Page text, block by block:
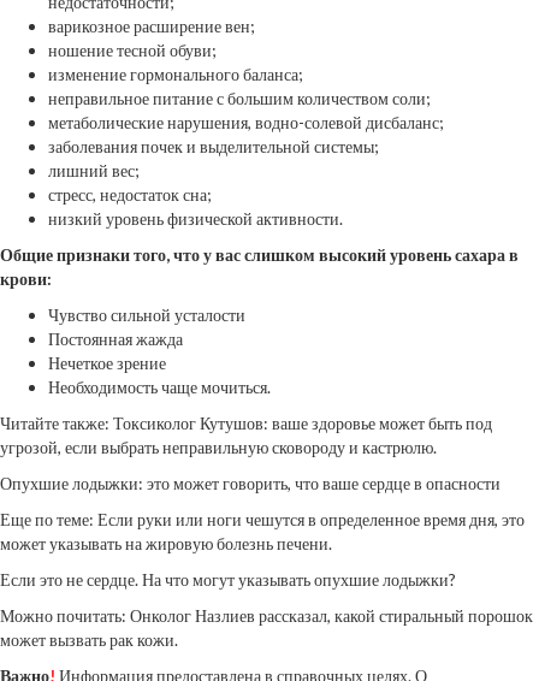
варикозное расширение вен;
ношение тесной обуви;
изменение гормонального баланса;
неправильное питание с большим количеством соли;
метаболические нарушения, водно-солевой дисбаланс;
заболевания почек и выделительной системы;
лишний вес;
стресс, недостаток сна;
низкий уровень физической активности.
Общие признаки того, что у вас слишком высокий уровень сахара в
крови:
Чувство сильной усталости
Постоянная жажда
Нечеткое зрение
Необходимость чаще мочиться.
Читайте также: Токсиколог Кутушов: ваше здоровье может быть под
угрозой, если выбрать неправильную сковороду и кастрюлю.
Опухшие лодыжки: это может говорить, что ваше сердце в опасности
Еще по теме: Если руки или ноги чешутся в определенное время дня, это
может указывать на жировую болезнь печени.
Если это не сердце. На что могут указывать опухшие лодыжки?
Можно почитать: Онколог Назлиев рассказал, какой стиральный порошок
может вызвать рак кожи.
Важно! Информация предоставлена в справочных целях. О